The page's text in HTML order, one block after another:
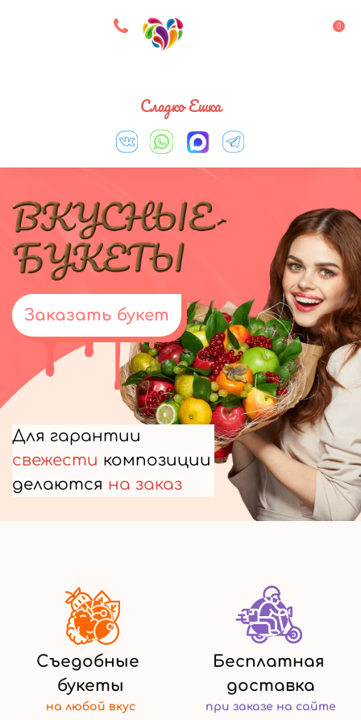
8 927 083 33 05 0
Сладко Ешка
Заказать букет
Для гарантии
свежести композиции
делаются на заказ
Съедобные
букеты
на любой вкус
Бесплатная
доставка
при заказе на сайте